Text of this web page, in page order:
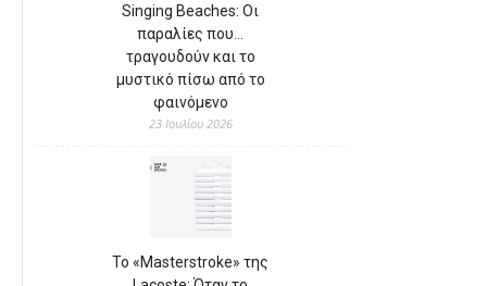
Singing Beaches: Οι
παραλίες που…
τραγουδούν και το
μυστικό πίσω από το
φαινόμενο
23 Ιουλίου 2026
Το «Masterstroke» της